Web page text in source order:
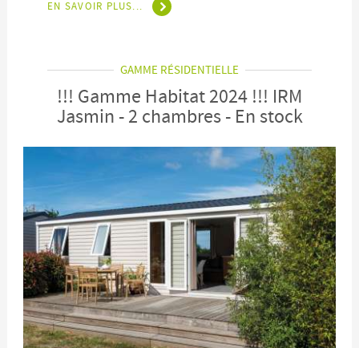
EN SAVOIR PLUS...
GAMME RÉSIDENTIELLE
!!! Gamme Habitat 2024 !!! IRM
Jasmin - 2 chambres - En stock